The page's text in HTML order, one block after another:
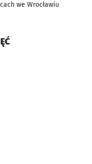
we Wrocławiu